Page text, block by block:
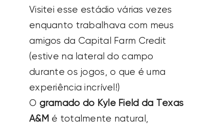
Visitei esse estádio várias vezes
enquanto trabalhava com meus
amigos da Capital Farm Credit
(estive na lateral do campo
durante os jogos, o que é uma
experiência incrível!)
O gramado do Kyle Field da Texas
A&M é totalmente natural,